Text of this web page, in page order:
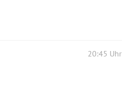
20:45 Uhr